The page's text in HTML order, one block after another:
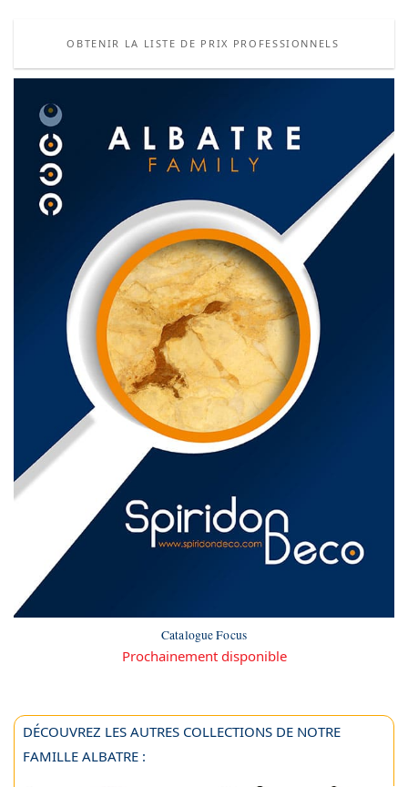
OBTENIR LA LISTE DE PRIX PROFESSIONNELS
Catalogue Focus
Prochainement disponible
DÉCOUVREZ LES AUTRES COLLECTIONS DE NOTRE
FAMILLE ALBATRE :